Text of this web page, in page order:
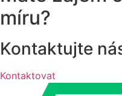
míru?
Kontaktujte
Kontaktovat